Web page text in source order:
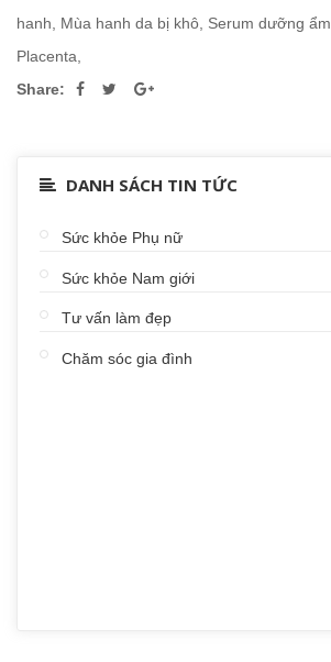
hanh
Mùa hanh da bị khô Serum dưỡng ẩm
Placenta
Share:
DANH SÁCH TIN TỨC
Sức khỏe Phụ nữ
Sức khỏe Nam giới
Tư vấn làm đẹp
Chăm sóc gia đình